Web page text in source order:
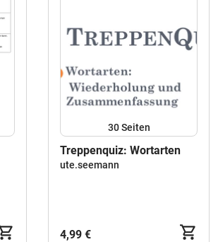
30Seiten
Treppenquiz: Wortarten
ute.seemann
4,99 €